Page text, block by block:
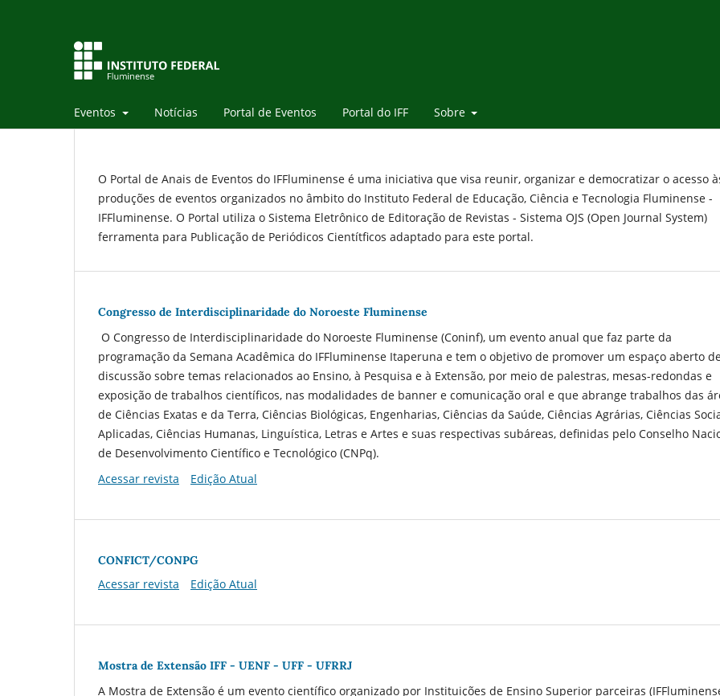
Eventos Notícias Portal de Eventos Portal do IFF Sobre
O Portal de Anais de Eventos do IFFluminense é uma iniciativa que visa reunir, organizar e democratizar o acesso
produções de eventos organizados no âmbito do Instituto Federal de Educação, Ciência e Tecnologia Fluminense -
IFFluminense. O Portal utiliza o Sistema Eletrônico de Editoração de Revistas - Sistema OJS (Open Journal System)
ferramenta para Publicação de Periódicos Cientít­ficos adaptado para este portal.
Congresso de Interdisciplinaridade do Noroeste Fluminense
O Congresso de Interdisciplinaridade do Noroeste Fluminense (Coninf), um evento anual que faz parte da
programação da Semana Acadêmica do IFFluminense Itaperuna e tem o objetivo de promover um espaço aberto
discussão sobre temas relacionados ao Ensino, à Pesquisa e à Extensão, por meio de palestras, mesas-redondas e
exposição de trabalhos científicos, nas modalidades de banner e comunicação oral e que abrange trabalhos das
de Ciências Exatas e da Terra, Ciências Biológicas, Engenharias, Ciências da Saúde, Ciências Agrárias, Ciências
Aplicadas, Ciências Humanas, Linguística, Letras e Artes e suas respectivas subáreas, definidas pelo Conselho
de Desenvolvimento Científico e Tecnológico (CNPq).
Acessar revista
Edição Atual
CONFICT/CONPG
Acessar revista Edição Atual
Mostra de Extensão IFF - UENF - UFF - UFRRJ
A Mostra de Extensão é um evento científico organizado por Instituições de Ensino Superior parceiras